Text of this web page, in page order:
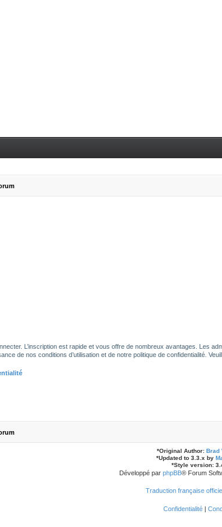
L’inscription est rapide et vous offre de nombreux avantages. Les
de nos conditions d’utilisation et de notre politique de confidentialité.
*Original Author: Brad
*Updated to 3.3.x by
*Style version:
Développé par phpBB® Forum
Traduction française
Confidentialité |